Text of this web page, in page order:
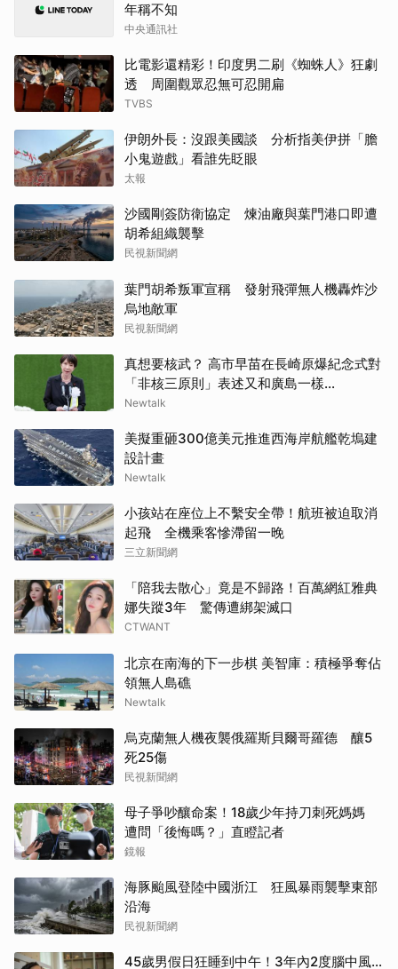
年稱不知
中央通訊社
比電影還精彩！印度男二刷《蜘蛛人》狂劇
透 周圍觀眾忍無可忍開扁
TVBS
伊朗外長：沒跟美國談 分析指美伊拼「膽
小鬼遊戲」看誰先眨眼
太報
沙國剛簽防衛協定 煉油廠與葉門港口即遭
胡希組織襲擊
民視新聞網
葉門胡希叛軍宣稱 發射飛彈無人機轟炸沙
烏地敵軍
民視新聞網
真想要核武？ 高市早苗在長崎原爆紀念式對
「非核三原則」表述又和廣島一樣...
Newtalk
美擬重砸300億美元推進西海岸航艦乾塢建
設計畫
Newtalk
小孩站在座位上不繫安全帶！航班被迫取消
起飛 全機乘客慘滯留一晚
三立新聞網
「陪我去散心」竟是不歸路！百萬網紅雅典
娜失蹤3年 驚傳遭綁架滅口
CTWANT
北京在南海的下一步棋 美智庫：積極爭奪佔
領無人島礁
Newtalk
烏克蘭無人機夜襲俄羅斯貝爾哥羅德 釀5
死25傷
民視新聞網
母子爭吵釀命案！18歲少年持刀刺死媽媽
遭問「後悔嗎？」直瞪記者
鏡報
海豚颱風登陸中國浙江 狂風暴雨襲擊東部
沿海
民視新聞網
45歲男假日狂睡到中午！3年內2度腦中風…